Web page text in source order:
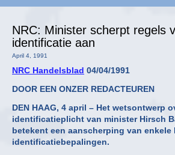
NRC: Minister scherpt regels
identificatie aan
April 4, 1991
NRC Handelsblad 04/04/1991
DOOR EEN ONZER REDACTEUREN
DEN HAAG, 4 april – Het wetsontwerp
identificatieplicht van minister Hirsch
betekent een aanscherping van enkele
identificatiebepalingen.